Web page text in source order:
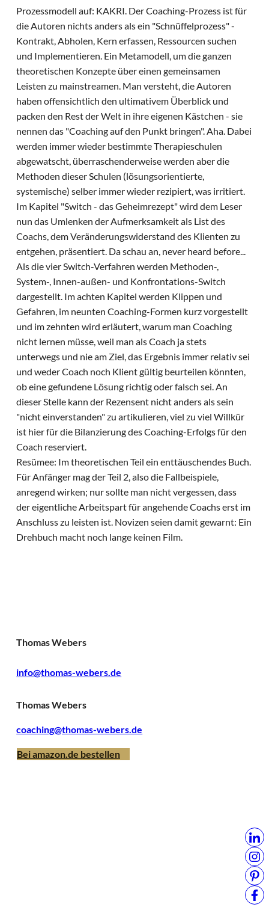
Prozessmodell auf: KAKRI. Der Coaching-Prozess ist für
die Autoren nichts anders als ein "Schnüffelprozess" -
Kontrakt, Abholen, Kern erfassen, Ressourcen suchen
und Implementieren. Ein Metamodell, um die ganzen
theoretischen Konzepte über einen gemeinsamen
Leisten zu mainstreamen. Man versteht, die Autoren
haben offensichtlich den ultimativem Überblick und
packen den Rest der Welt in ihre eigenen Kästchen - sie
nennen das "Coaching auf den Punkt bringen". Aha. Dabei
werden immer wieder bestimmte Therapieschulen
abgewatscht, überraschenderweise werden aber die
Methoden dieser Schulen (lösungsorientierte,
systemische) selber immer wieder rezipiert, was irritiert.
Im Kapitel "Switch - das Geheimrezept" wird dem Leser
nun das Umlenken der Aufmerksamkeit als List des
Coachs, dem Veränderungswiderstand des Klienten zu
entgehen, präsentiert. Da schau an, never heard before...
Als die vier Switch-Verfahren werden Methoden-,
System-, Innen-außen- und Konfrontations-Switch
dargestellt. Im achten Kapitel werden Klippen und
Gefahren, im neunten Coaching-Formen kurz vorgestellt
und im zehnten wird erläutert, warum man Coaching
nicht lernen müsse, weil man als Coach ja stets
unterwegs und nie am Ziel, das Ergebnis immer relativ sei
und weder Coach noch Klient gültig beurteilen könnten,
ob eine gefundene Lösung richtig oder falsch sei. An
dieser Stelle kann der Rezensent nicht anders als sein
"nicht einverstanden" zu artikulieren, viel zu viel Willkür
ist hier für die Bilanzierung des Coaching-Erfolgs für den
Coach reserviert.
Resümee: Im theoretischen Teil ein enttäuschendes Buch.
Für Anfänger mag der Teil 2, also die Fallbeispiele,
anregend wirken; nur sollte man nicht vergessen, dass
der eigentliche Arbeitspart für angehende Coachs erst im
Anschluss zu leisten ist. Novizen seien damit gewarnt: Ein
Drehbuch macht noch lange keinen Film.
Thomas Webers
info@thomas-webers.de
Thomas Webers
coaching@thomas-webers.de
Bei amazon.de bestellen